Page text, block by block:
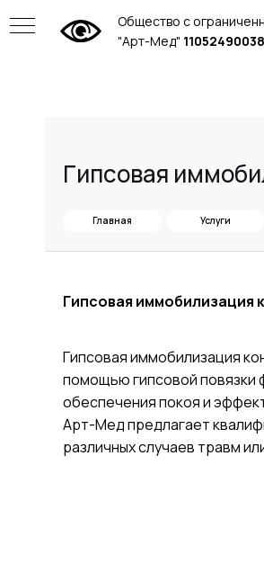
Общество с
"Арт-Мед"
Главная Услуги
Гипсовая
Гипсовая иммобилизация
Гипсовая иммобилизация
помощью гипсовой повязки
обеспечения покоя и
Арт-Мед предлагает
различных случаев травм